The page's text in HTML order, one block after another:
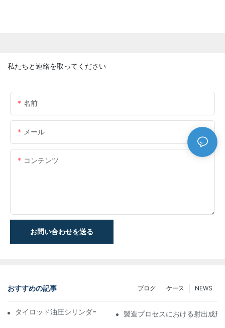
私たちと連絡を取ってください
名前
メール
コンテンツ
お問い合わせを送る
おすすめの記事 NEWS
ケース
ブログ
タイロッド油圧シリンダーの機能と重要性を理解する
製造プロセスにおける射出成形